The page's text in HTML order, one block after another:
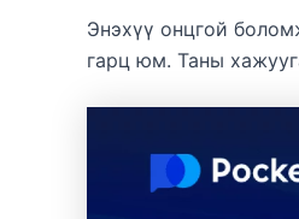
Энэхүү онцгой
гарц юм. Таны